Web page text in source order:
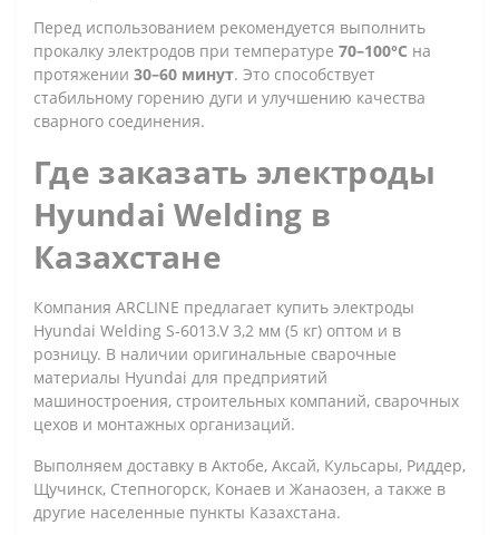
Перед использованием рекомендуется выполнить
прокалку электродов при температуре 70–100°C на
протяжении 30–60 минут. Это способствует
стабильному горению дуги и улучшению качества
сварного соединения.
Где заказать электроды
Hyundai Welding в
Казахстане
Компания ARCLINE предлагает купить электроды
Hyundai Welding S-6013.V 3,2 мм (5 кг) оптом и в
розницу. В наличии оригинальные сварочные
материалы Hyundai для предприятий
машиностроения, строительных компаний, сварочных
цехов и монтажных организаций.
Выполняем доставку в Актобе, Аксай, Кульсары, Риддер,
Щучинск, Степногорск, Конаев и Жанаозен, а также в
другие населенные пункты Казахстана.